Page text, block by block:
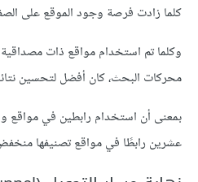
كلما زادت فرصة وجود الموقع على
وكلما تم استخدام مواقع ذات
محركات البحث، كان أفضل لتحسين
بمعنى أن استخدام رابطين في
عشرين رابطًا في مواقع تصنيفها